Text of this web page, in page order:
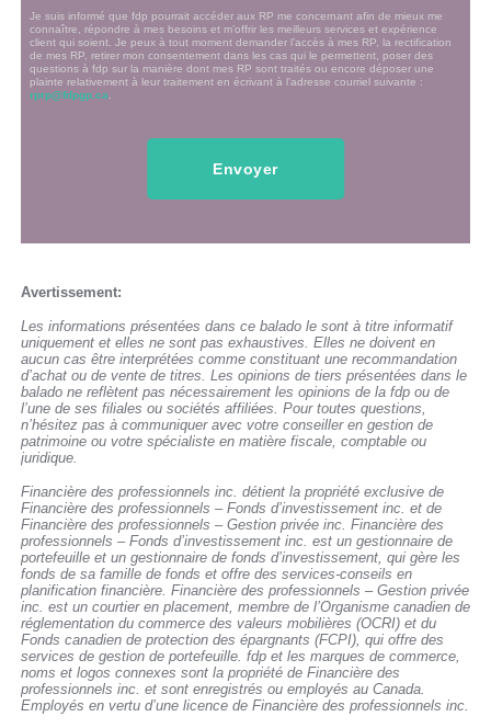
Je suis informé que fdp pourrait accéder aux RP me concernant afin de mieux me
connaître, répondre à mes besoins et m’offrir les meilleurs services et expérience
client qui soient. Je peux à tout moment demander l’accès à mes RP, la rectification
de mes RP, retirer mon consentement dans les cas qui le permettent, poser des
questions à fdp sur la manière dont mes RP sont traités ou encore déposer une
plainte relativement à leur traitement en écrivant à l’adresse courriel suivante :
rprp@fdpgp.ca
Avertissement:
Les informations présentées dans ce balado le sont à titre informatif
uniquement et elles ne sont pas exhaustives. Elles ne doivent en
aucun cas être interprétées comme constituant une recommandation
d’achat ou de vente de titres. Les opinions de tiers présentées dans le
balado ne reflètent pas nécessairement les opinions de la fdp ou de
l’une de ses filiales ou sociétés affiliées. Pour toutes questions,
n’hésitez pas à communiquer avec votre conseiller en gestion de
patrimoine ou votre spécialiste en matière fiscale, comptable ou
juridique.
Financière des professionnels inc. détient la propriété exclusive de
Financière des professionnels – Fonds d’investissement inc. et de
Financière des professionnels – Gestion privée inc. Financière des
professionnels – Fonds d’investissement inc. est un gestionnaire de
portefeuille et un gestionnaire de fonds d’investissement, qui gère les
fonds de sa famille de fonds et offre des services-conseils en
planification financière. Financière des professionnels – Gestion privée
inc. est un courtier en placement, membre de l’Organisme canadien de
réglementation du commerce des valeurs mobilières (OCRI) et du
Fonds canadien de protection des épargnants (FCPI), qui offre des
services de gestion de portefeuille. fdp et les marques de commerce,
noms et logos connexes sont la propriété de Financière des
professionnels inc. et sont enregistrés ou employés au Canada.
Employés en vertu d’une licence de Financière des professionnels inc.